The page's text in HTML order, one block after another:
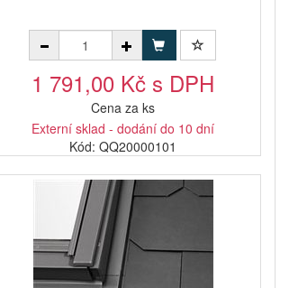
1 791,00 Kč s DPH
Cena za ks
Externí sklad - dodání do 10 dní
Kód: QQ20000101